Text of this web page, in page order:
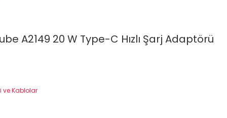
A2149 20 W Type-C Hızlı Şarj Adaptörü
ve Kablolar